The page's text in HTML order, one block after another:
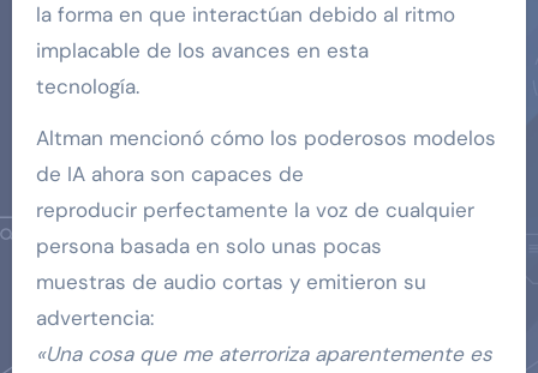
la forma en que interactúan debido al ritmo
implacable de los avances en esta
tecnología.
Altman mencionó cómo los poderosos modelos
de IA ahora son capaces de
reproducir perfectamente la voz de cualquier
persona basada en solo unas pocas
muestras de audio cortas y emitieron su
advertencia:
«Una cosa que me aterroriza aparentemente es